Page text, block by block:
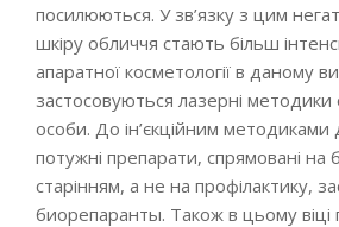
посилюються. У зв’язку з цим
шкіру обличчя стають більш
апаратної косметології в даному
застосовуються лазерні
особи. До ін’єкційним
потужні препарати, спрямовані на
старінням, а не на профілактику,
биорепаранты. Також в цьому віці